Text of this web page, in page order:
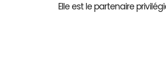
Elle est le partenaire